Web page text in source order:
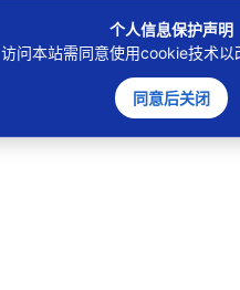
个人信息保护声明
访问本站需同意使用cookie技术以
同意后关闭